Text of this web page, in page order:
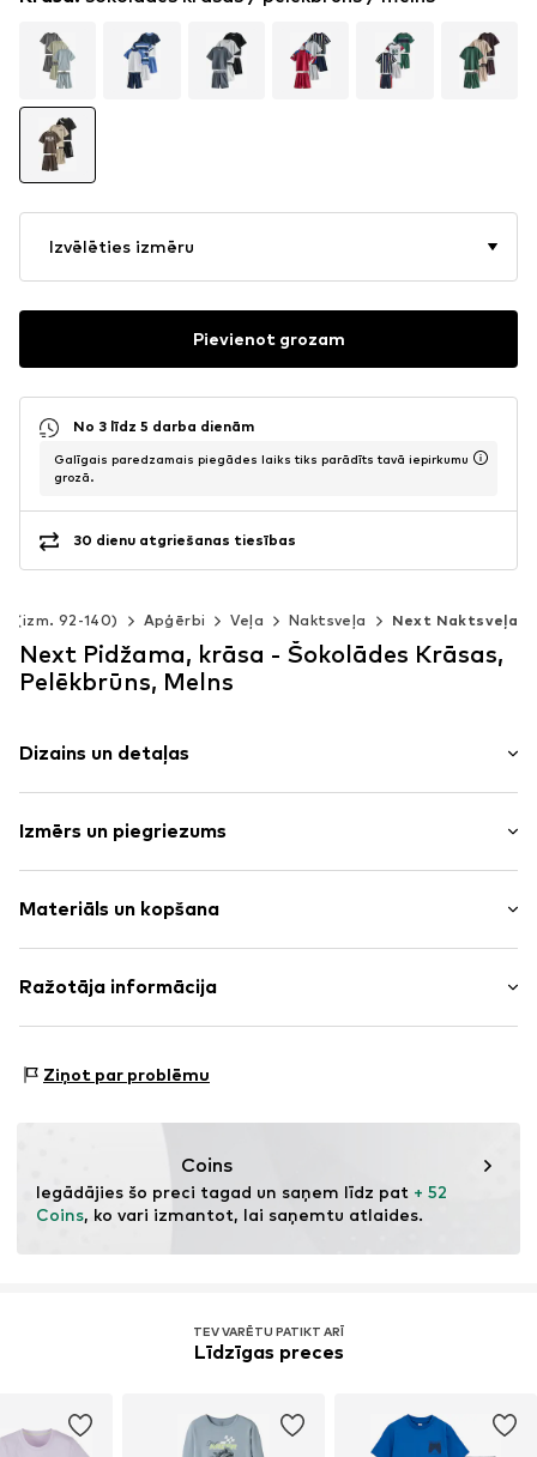
Izvēlēties izmēru
Pievienot grozam
No 3 līdz 5 darba dienām
Galīgais paredzamais piegādes laiks tiks parādīts tavā iepirkumu
grozā.
30 dienu atgriešanas tiesības
(izm. 92-140) Apģērbi Veļa Naktsveļa Next Naktsveļa
Next Pidžama, krāsa - Šokolādes Krāsas,
Pelēkbrūns, Melns
Dizains un detaļas
Krekls adīts
Mīksta saķere
Gumijas apdruka
Preces Nr. NXT2169001000001
Izmērs un piegriezums
Garums: Līdz ceļgalam
Materiāls un kopšana
Materiāls: 100% Kokvilna
Ražotāja informācija
81379 München
Ziņot par problēmu
Coins
Iegādājies šo preci tagad un saņem līdz pat + 52
Coins, ko vari izmantot, lai saņemtu atlaides.
TEV VARĒTU PATIKT ARĪ
Līdzīgas preces